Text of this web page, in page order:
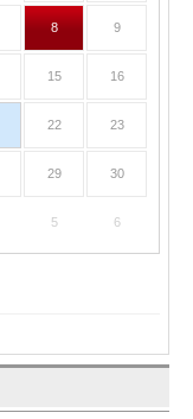
8 9
15 16
22 23
29 30
5 6